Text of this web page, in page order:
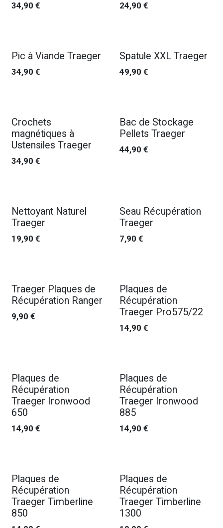
34,90 € 24,90 €
Nouveau !
Pic à Viande Traeger
34,90 € Nouveau !
Spatule XXL Traeger
49,90 €
Nouveau !
Crochets
magnétiques à
Ustensiles Traeger
34,90 €
Bac de Stockage
Pellets Traeger
44,90 €
Nettoyant Naturel
Traeger
19,90 €
Nouveau !
Seau Récupération
Traeger
7,90 €
Nouveau !
Traeger Plaques de
Récupération Ranger
9,90 €
Nouveau !
Plaques de
Récupération
Traeger Pro575/22
14,90 €
Nouveau !
Plaques de
Récupération
Traeger Ironwood
650
14,90 €
Nouveau !
Plaques de
Récupération
Traeger Ironwood
885
14,90 €
Nouveau !
Plaques de
Récupération
Traeger Timberline
850
Nouveau !
Plaques de
Récupération
Traeger Timberline
1300